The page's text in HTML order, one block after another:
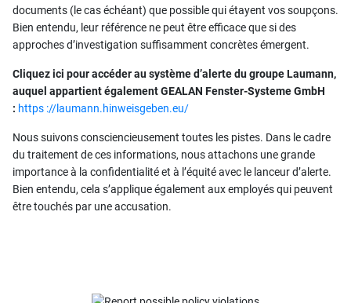
documents (le cas échéant) que possible qui étayent vos soupçons.
Bien entendu, leur référence ne peut être efficace que si des
approches d’investigation suffisamment concrètes émergent.
Cliquez ici pour accéder au système d’alerte du groupe Laumann,
auquel appartient également GEALAN Fenster-Systeme GmbH
: https ://laumann.hinweisgeben.eu/
Nous suivons consciencieusement toutes les pistes. Dans le cadre
du traitement de ces informations, nous attachons une grande
importance à la confidentialité et à l’équité avec le lanceur d’alerte.
Bien entendu, cela s’applique également aux employés qui peuvent
être touchés par une accusation.